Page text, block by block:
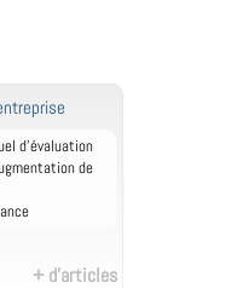
d’évaluation
de
+ d'articles